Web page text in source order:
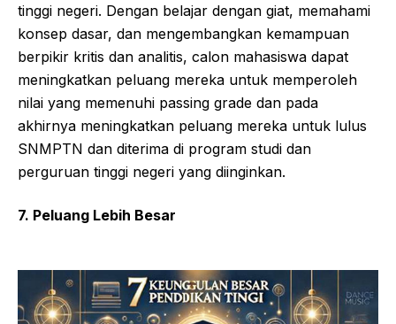
tinggi negeri. Dengan belajar dengan giat, memahami
konsep dasar, dan mengembangkan kemampuan
berpikir kritis dan analitis, calon mahasiswa dapat
meningkatkan peluang mereka untuk memperoleh
nilai yang memenuhi passing grade dan pada
akhirnya meningkatkan peluang mereka untuk lulus
SNMPTN dan diterima di program studi dan
perguruan tinggi negeri yang diinginkan.
7. Peluang Lebih Besar